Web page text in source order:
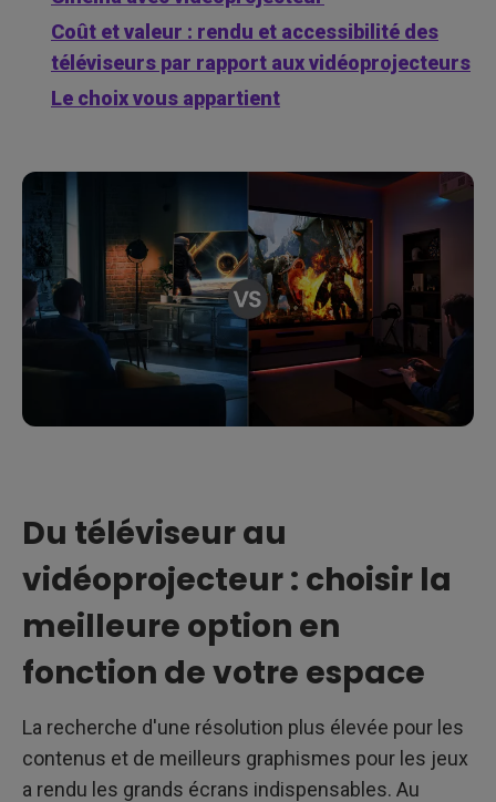
Coût et valeur : rendu et accessibilité des
téléviseurs par rapport aux vidéoprojecteurs
Le choix vous appartient
Du téléviseur au
vidéoprojecteur : choisir la
meilleure option en
fonction de votre espace
La recherche d'une résolution plus élevée pour les
contenus et de meilleurs graphismes pour les jeux
a rendu les grands écrans indispensables. Au